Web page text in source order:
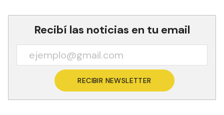
Recibí las noticias en tu email
RECIBIR NEWSLETTER